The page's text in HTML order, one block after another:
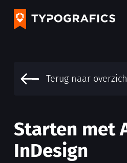
Terug naar
Starten met
InDesign